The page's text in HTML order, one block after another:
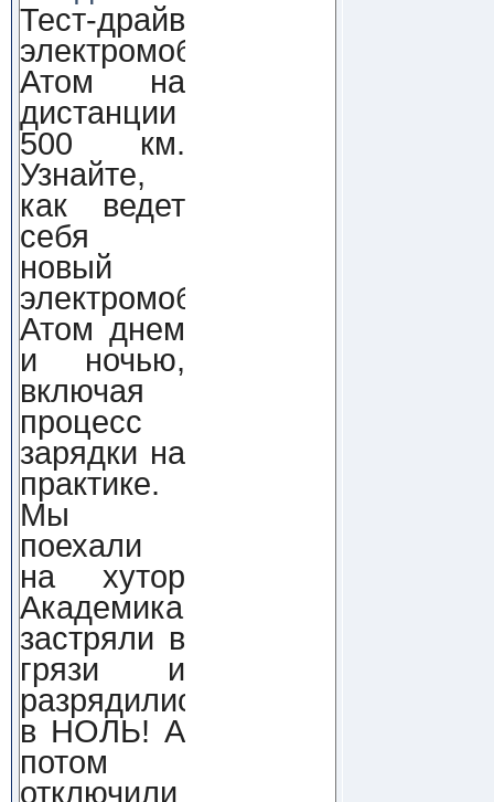
Тест-драйв
электромобиля
Атом на
дистанции
500 км.
Узнайте,
как ведет
себя
новый
электромобиль
Атом днем
и ночью,
включая
процесс
зарядки на
практике.
Мы
поехали
на хутор
Академика,
застряли в
грязи и
разрядились
в НОЛЬ! А
потом
отключили